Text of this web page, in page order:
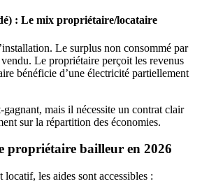
: Le mix propriétaire/locataire
Le surplus non consommé par
Le propriétaire perçoit les revenus
bénéficie d’une électricité partiellement
gagnant, mais il nécessite un contrat clair
sur la répartition des économies.
propriétaire bailleur en 2026
les aides sont accessibles :